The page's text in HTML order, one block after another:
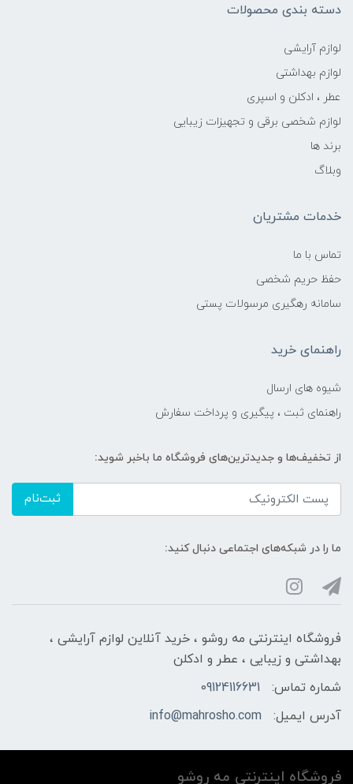
دسته بندی محصولات
لوازم آرایشی
لوازم بهداشتی
عطر ، ادکلن و اسپری
لوازم شخصی برقی و تجهیزات زیبایی
برند ها
وبلاگ
خدمات مشتریان
تماس با ما
حفظ حریم شخصی
سامانه رهگیری مرسولات پستی
راهنمای خرید
شیوه های ارسال
راهنمای ثبت ، پیگیری و پرداخت سفارش
از تخفیف‌ها و جدیدترین‌های فروشگاه ما باخبر شوید:
ثبت‌نام
ما را در شبکه‌های اجتماعی دنبال کنید:
فروشگاه اینترنتی مه‌ رو‌شو ، خرید آنلاین لوازم آرایشی ،
بهداشتی و زیبایی ، عطر و ادکلن
شماره تماس:
09124116631
آدرس ایمیل:
info@mahrosho.com
فروشگاه اینترنتی مه‌ رو‌شو